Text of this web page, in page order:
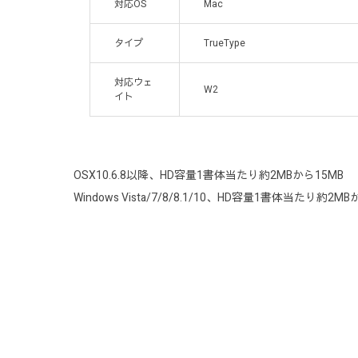
対応OS Mac
タイプ TrueType
対応ウェ
イト
W2
OSX10.6.8以降、HD容量1書体当たり約2MBから15MB
Windows Vista/7/8/8.1/10、HD容量1書体当たり約2MB